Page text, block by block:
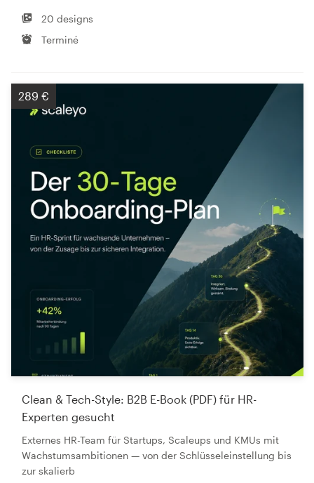
20 designs
Terminé
289 €
Clean & Tech-Style: B2B E-Book (PDF) für HR-
Experten gesucht
Externes HR-Team für Startups, Scaleups und KMUs mit
Wachstumsambitionen — von der Schlüsseleinstellung bis
zur skalierb